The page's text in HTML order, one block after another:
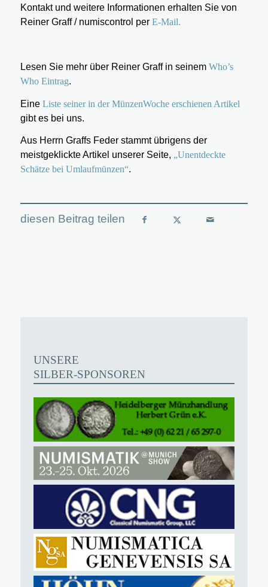
Kontakt und weitere Informationen erhalten Sie von
Reiner Graff / numiscontrol per E-Mail.
Lesen Sie mehr über Reiner Graff in seinem Who’s
Who Eintrag.
Eine Liste seiner in der MünzenWoche erschienen Artikel
gibt es bei uns.
Aus Herrn Graffs Feder stammt übrigens der
meistgeklickte Artikel unserer Seite, „Unentdeckte
Schätze bei Umlaufmünzen“.
UNSERE
SILBER-SPONSOREN